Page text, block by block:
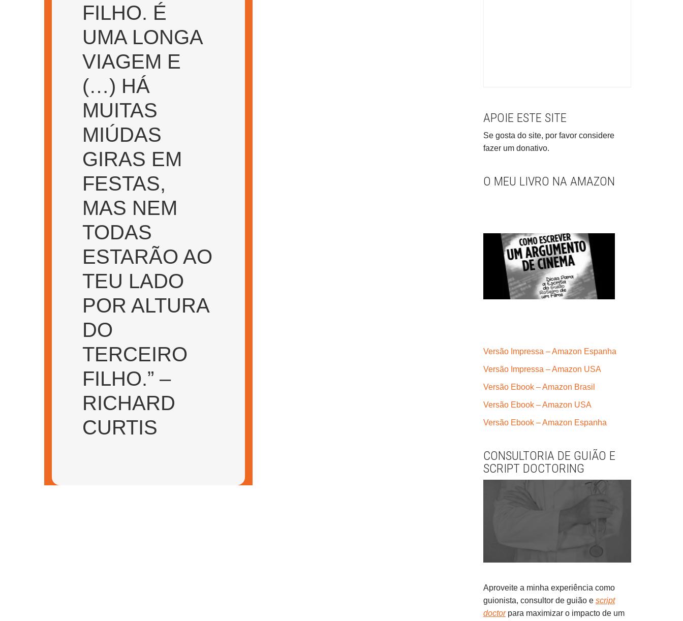
FILHO. É
UMA LONGA
VIAGEM E
(…) HÁ
MUITAS
MIÚDAS
GIRAS EM
FESTAS,
MAS NEM
TODAS
ESTARÃO AO
TEU LADO
POR ALTURA
DO
TERCEIRO
FILHO.” –
RICHARD
CURTIS
APOIE ESTE SITE
Se gosta do site, por favor considere
fazer um donativo.
O MEU LIVRO NA AMAZON
Versão Impressa – Amazon Espanha
Versão Impressa – Amazon USA
Versão Ebook – Amazon Brasil
Versão Ebook – Amazon USA
Versão Ebook – Amazon Espanha
CONSULTORIA DE GUIÃO E
SCRIPT DOCTORING
Aproveite a minha experiência como
guionista, consultor de guião e script
doctorpara maximizar o impacto de um